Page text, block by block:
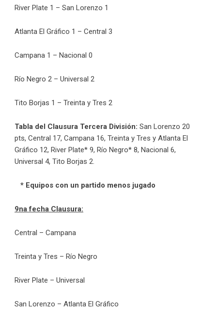
River Plate 1 – San Lorenzo 1
Atlanta El Gráfico 1 – Central 3
Campana 1 – Nacional 0
Río Negro 2 – Universal 2
Tito Borjas 1 – Treinta y Tres 2
Tabla del Clausura Tercera División: San Lorenzo 20
pts, Central 17, Campana 16, Treinta y Tres y Atlanta El
Gráfico 12, River Plate* 9, Río Negro* 8, Nacional 6,
Universal 4, Tito Borjas 2.
* Equipos con un partido menos jugado
9na fecha Clausura:
Central – Campana
Treinta y Tres – Río Negro
River Plate – Universal
San Lorenzo – Atlanta El Gráfico